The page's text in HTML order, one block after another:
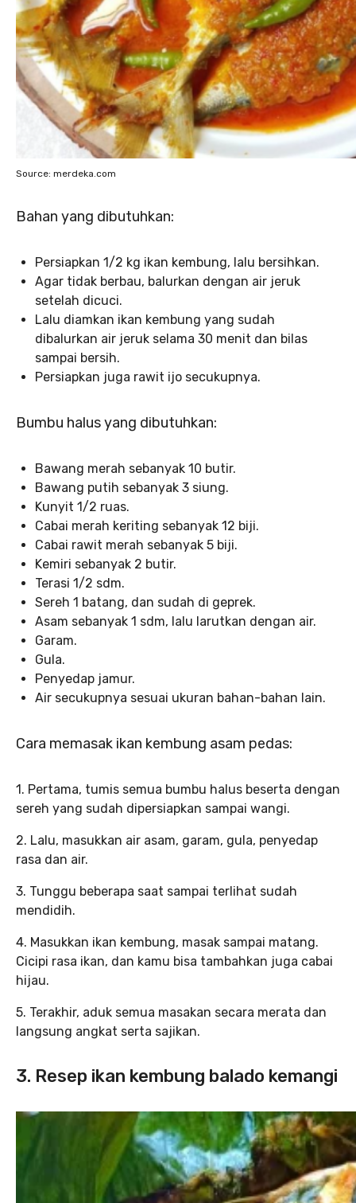
Source: merdeka.com
Bahan yang dibutuhkan:
Persiapkan 1/2 kg ikan kembung, lalu bersihkan.
Agar tidak berbau, balurkan dengan air jeruk
setelah dicuci.
Lalu diamkan ikan kembung yang sudah
dibalurkan air jeruk selama 30 menit dan bilas
sampai bersih.
Persiapkan juga rawit ijo secukupnya.
Bumbu halus yang dibutuhkan:
Bawang merah sebanyak 10 butir.
Bawang putih sebanyak 3 siung.
Kunyit 1/2 ruas.
Cabai merah keriting sebanyak 12 biji.
Cabai rawit merah sebanyak 5 biji.
Kemiri sebanyak 2 butir.
Terasi 1/2 sdm.
Sereh 1 batang, dan sudah di geprek.
Asam sebanyak 1 sdm, lalu larutkan dengan air.
Garam.
Gula.
Penyedap jamur.
Air secukupnya sesuai ukuran bahan-bahan lain.
Cara memasak ikan kembung asam pedas:
1. Pertama, tumis semua bumbu halus beserta dengan
sereh yang sudah dipersiapkan sampai wangi.
2. Lalu, masukkan air asam, garam, gula, penyedap
rasa dan air.
3. Tunggu beberapa saat sampai terlihat sudah
mendidih.
4. Masukkan ikan kembung, masak sampai matang.
Cicipi rasa ikan, dan kamu bisa tambahkan juga cabai
hijau.
5. Terakhir, aduk semua masakan secara merata dan
langsung angkat serta sajikan.
3. Resep ikan kembung balado kemangi